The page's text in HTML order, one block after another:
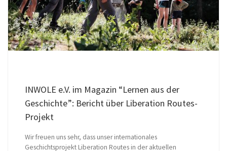
INWOLE e.V. im Magazin “Lernen aus der
Geschichte”: Bericht über Liberation Routes-
Projekt
Wir freuen uns sehr, dass unser internationales
Geschichtsprojekt Liberation Routes in der aktuellen